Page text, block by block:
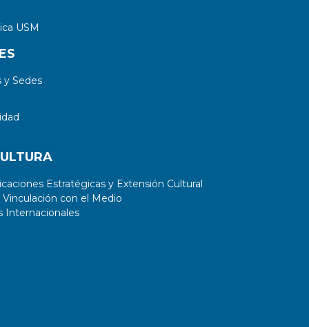
USM
Sedes
Estratégicas y Extensión Cultural
con el Medio
Internacionales